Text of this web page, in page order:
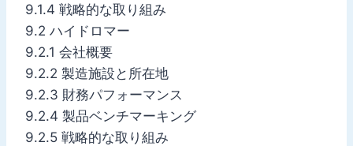
9.1.4 戦略的な取り組み
9.2 ハイドロマー
9.2.1 会社概要
9.2.2 製造施設と所在地
9.2.3 財務パフォーマンス
9.2.4 製品ベンチマーキング
9.2.5 戦略的な取り組み